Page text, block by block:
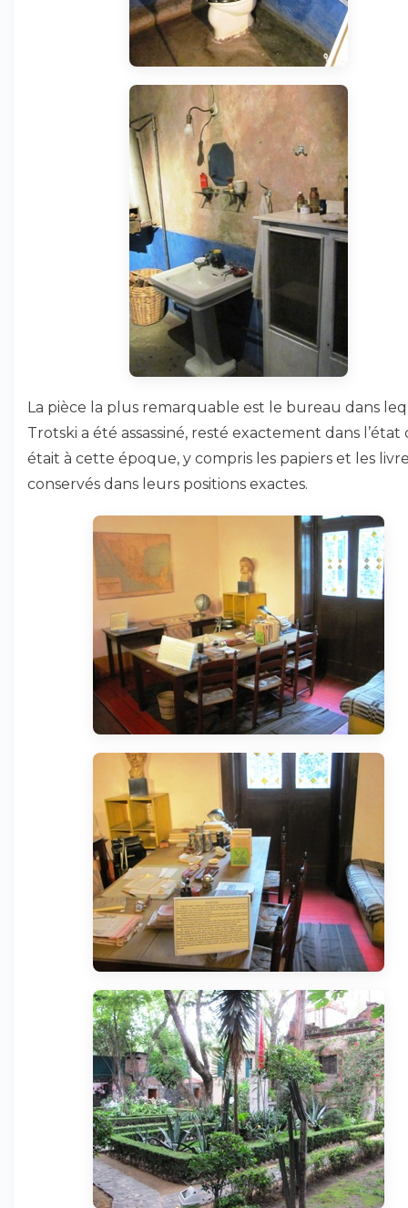
La pièce la plus remarquable est le bureau dans
Trotski a été assassiné, resté exactement dans l’état
était à cette époque, y compris les papiers et les
conservés dans leurs positions exactes.